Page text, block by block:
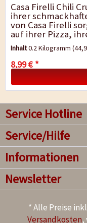
Casa Firelli Chili
ihrer
von Casa Firelli
auf ihrer Pizza,
Grillfleisch. Sie...
Inhalt0.2 Kilogramm
8,99 € *
Service Hotline
Service/Hilfe
Informationen
Newsletter
* Alle Preise
Versandkosten,